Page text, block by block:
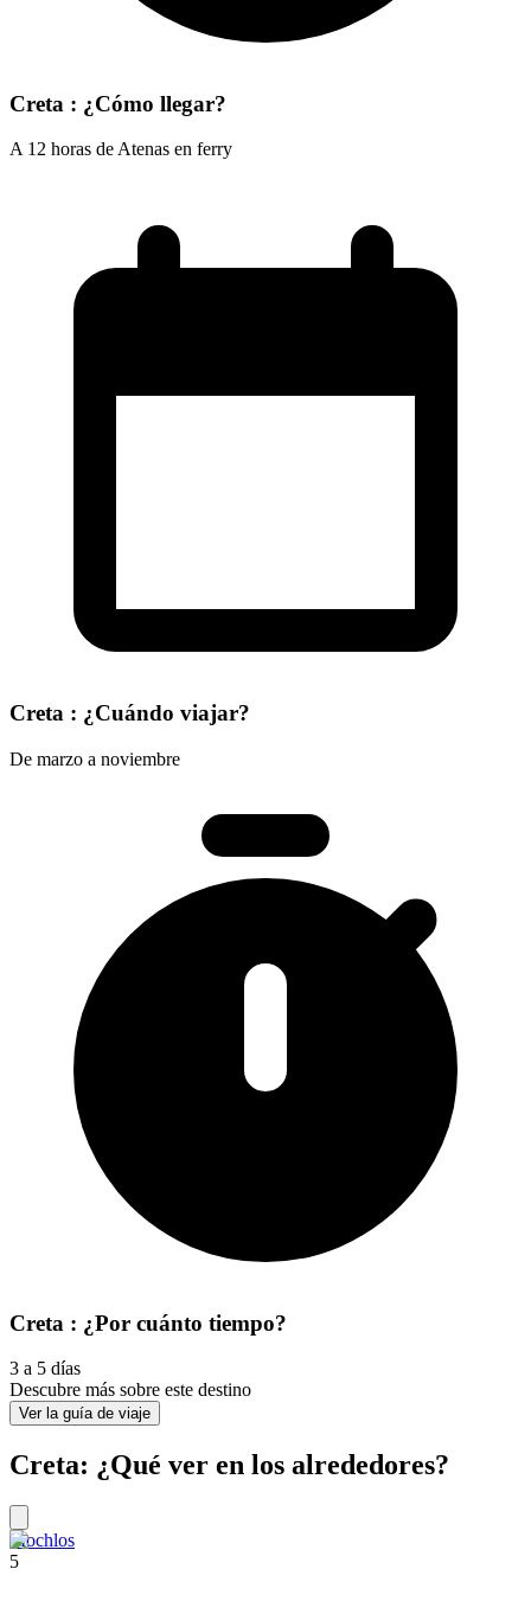
Creta : ¿Cómo llegar?
A 12 horas de Atenas en ferry
Creta : ¿Cuándo viajar?
De marzo a noviembre
Creta : ¿Por cuánto tiempo?
3 a 5 días
Descubre más sobre este destino
Ver la guía de viaje
Creta: ¿Qué ver en los alrededores?
Mochlos
5